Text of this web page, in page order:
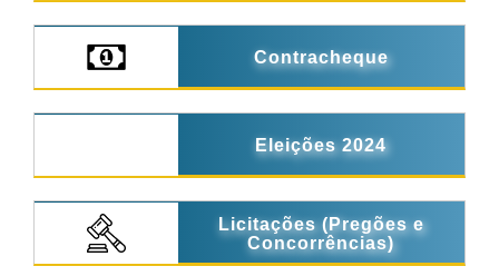
Contracheque
Eleições 2024
Licitações (Pregões e
Concorrências)